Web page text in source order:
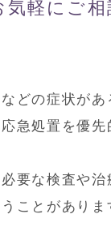
気軽に ご相
どの症状があ
急処置を優先
要な検査や治
ことがありま